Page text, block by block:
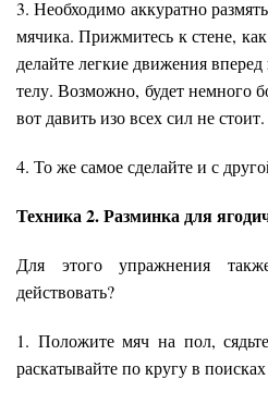
3. Необходимо аккуратно
мячика. Прижмитесь к стене, как
делайте легкие движения
телу. Возможно, будет немного
вот давить изо всех сил не стоит.
4. То же самое сделайте и с
Техника 2. Разминка для
Для этого упражнения
действовать?
1. Положите мяч на пол,
раскатывайте по кругу в